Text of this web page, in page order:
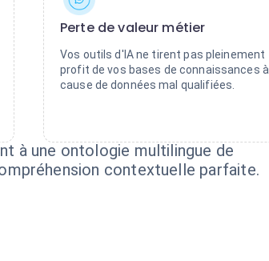
Perte de valeur métier
Vos outils d'IA ne tirent pas pleinement
profit de vos bases de connaissances à
cause de données mal qualifiées.
à une ontologie multilingue de
contextuelle parfaite.